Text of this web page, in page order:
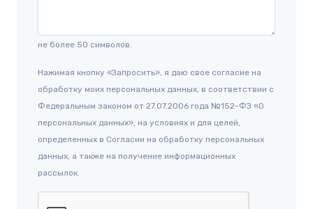
не более 50 символов.
Нажимая кнопку «Запросить», я даю свое согласие на
обработку моих персональных данных, в соответствии с
Федеральным законом от 27.07.2006 года №152-ФЗ «О
персональных данных», на условиях и для целей,
определенных в Согласии на обработку персональных
данных, а также на получение информационных
рассылок.